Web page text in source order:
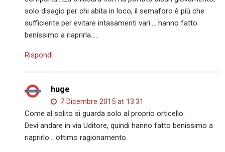
solo disagio per chi abita in loco, il semaforo è più che
sufficiente per evitare intasamenti vari…. hanno fatto
benissimo a riaprirla…..
Rispondi
huge
7 Dicembre 2015 at 13:31
Come al solito si guarda solo al proprio orticello.
Devi andare in via Uditore, quindi hanno fatto benissimo a
riaprirlo… ottimo ragionamento.